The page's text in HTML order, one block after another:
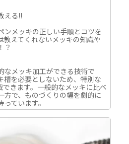
える‼
ンメッキの正しい手順とコツを
教えてくれないメッキの知識や
？
なメッキ加工ができる技術で
槽を必要としないため、特別な
できます。一般的なメッキに比べ
方で、ものづくりの幅を劇的に
ています。